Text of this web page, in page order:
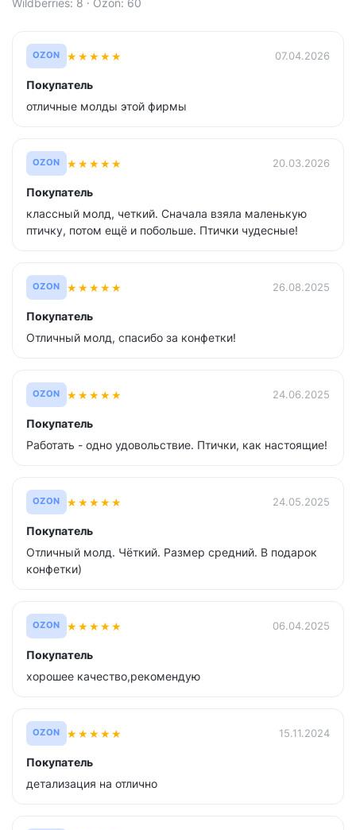
Wildberries: 8 · Ozon: 60
OZON ★★★★★ 07.04.2026
Покупатель
отличные молды этой фирмы
OZON ★★★★★ 20.03.2026
Покупатель
классный молд, четкий. Сначала взяла маленькую
птичку, потом ещё и побольше. Птички чудесные!
OZON ★★★★★ 26.08.2025
Покупатель
Отличный молд, спасибо за конфетки!
OZON ★★★★★ 24.06.2025
Покупатель
Работать - одно удовольствие. Птички, как настоящие!
OZON ★★★★★ 24.05.2025
Покупатель
Отличный молд. Чёткий. Размер средний. В подарок
конфетки)
OZON ★★★★★ 06.04.2025
Покупатель
хорошее качество,рекомендую
OZON ★★★★★ 15.11.2024
Покупатель
детализация на отлично